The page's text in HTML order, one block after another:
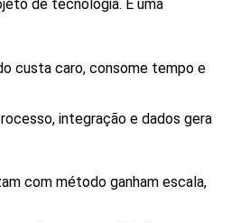
de tecnologia. É uma
custa caro, consome tempo e
integração e dados gera
com método ganham escala,